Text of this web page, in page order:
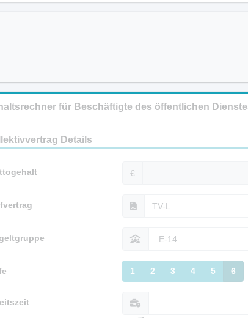
für Beschäftigte des öffentlichen
Details
€
1 2 3 4 5 6